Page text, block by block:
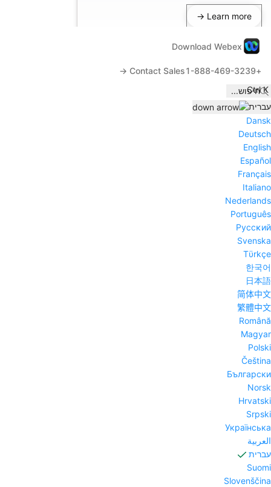
Learn more →
Download Webex
+1-888-469-3239
Contact Sales →
חיפוש...
Ctrl K
עברית
Dansk
Deutsch
English
Español
Français
Italiano
Nederlands
Português
Pyccĸий
Svenska
Tϋrkçe
한국어
日本語
简体中文
繁體中文
Română
Magyar
Polski
Čeština
Български
Norsk
Hrvatski
Srpski
Українська
العربية
עברית
Suomi
Slovenščina